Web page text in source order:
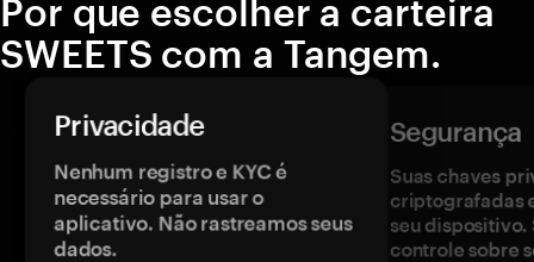
Por que escolher a carteira
SWEETS com a Tangem.
Privacidade
Nenhum registro e KYC é
necessário para usar o
aplicativo. Não rastreamos seus
dados.
Segurança
Suas chaves
criptografadas
seu dispositivo.
controle sobre